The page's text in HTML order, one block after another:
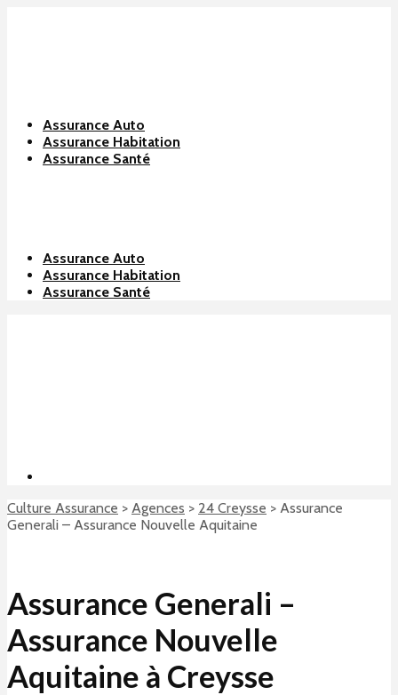
Assurance Auto
Assurance Habitation
Assurance Santé
Assurance Auto
Assurance Habitation
Assurance Santé
Culture Assurance > Agences > 24 Creysse > Assurance
Generali – Assurance Nouvelle Aquitaine
Assurance Generali –
Assurance Nouvelle
Aquitaine à Creysse